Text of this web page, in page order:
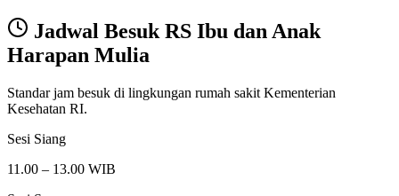
Jadwal Besuk RS Ibu dan Anak
Harapan Mulia
Standar jam besuk di lingkungan rumah sakit Kementerian
Kesehatan RI.
Sesi Siang
11.00 – 13.00 WIB